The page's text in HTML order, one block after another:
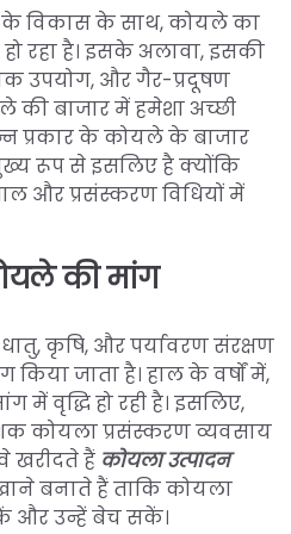
विकास के साथ, कोयले का
रहा है। इसके अलावा, इसकी
उपयोग, और गैर-प्रदूषण
बाजार में हमेशा अच्छी
प्रकार के कोयले के बाजार
रूप से इसलिए है क्योंकि
और प्रसंस्करण विधियों में
की मांग
कृषि, और पर्यावरण संरक्षण
किया जाता है। हाल के वर्षों में,
वृद्धि हो रही है। इसलिए,
कोयला प्रसंस्करण व्यवसाय
खरीदते हैं कोयला उत्पादन
बनाते हैं ताकि कोयला
और उन्हें बेच सकें।